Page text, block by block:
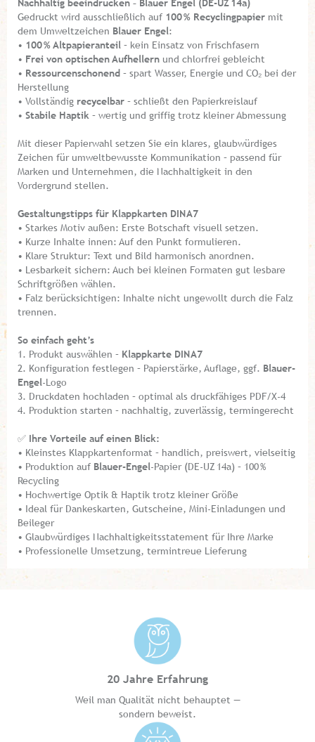
Nachhaltig beeindrucken – Blauer Engel (DE-UZ 14a)
Gedruckt wird ausschließlich auf 100 % Recyclingpapier mit
dem Umweltzeichen Blauer Engel:
• 100 % Altpapieranteil – kein Einsatz von Frischfasern
• Frei von optischen Aufhellern und chlorfrei gebleicht
• Ressourcenschonend – spart Wasser, Energie und CO₂ bei der
Herstellung
• Vollständig recycelbar – schließt den Papierkreislauf
• Stabile Haptik – wertig und griffig trotz kleiner Abmessung
Mit dieser Papierwahl setzen Sie ein klares, glaubwürdiges
Zeichen für umweltbewusste Kommunikation – passend für
Marken und Unternehmen, die Nachhaltigkeit in den
Vordergrund stellen.
Gestaltungstipps für Klappkarten DIN A7
• Starkes Motiv außen: Erste Botschaft visuell setzen.
• Kurze Inhalte innen: Auf den Punkt formulieren.
• Klare Struktur: Text und Bild harmonisch anordnen.
• Lesbarkeit sichern: Auch bei kleinen Formaten gut lesbare
Schriftgrößen wählen.
• Falz berücksichtigen: Inhalte nicht ungewollt durch die Falz
trennen.
So einfach geht’s
1. Produkt auswählen – Klappkarte DIN A7
2. Konfiguration festlegen – Papierstärke, Auflage, ggf. Blauer-
Engel-Logo
3. Druckdaten hochladen – optimal als druckfähiges PDF/X-4
4. Produktion starten – nachhaltig, zuverlässig, termingerecht
✅ Ihre Vorteile auf einen Blick:
• Kleinstes Klappkartenformat – handlich, preiswert, vielseitig
• Produktion auf Blauer-Engel-Papier (DE-UZ 14a) – 100 %
Recycling
• Hochwertige Optik & Haptik trotz kleiner Größe
• Ideal für Dankeskarten, Gutscheine, Mini-Einladungen und
Beileger
• Glaubwürdiges Nachhaltigkeitsstatement für Ihre Marke
• Professionelle Umsetzung, termintreue Lieferung
20 Jahre Erfahrung
Weil man Qualität nicht behauptet —
sondern beweist.